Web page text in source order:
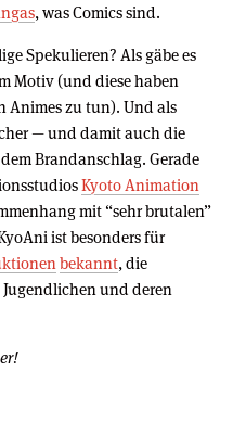
, was Comics sind.
Spekulieren? Als gäbe es
Motiv (und diese haben
Animes zu tun). Und als
— und damit auch die
Brandanschlag. Gerade
Kyoto Animation
mit “sehr brutalen”
ist besonders für
bekannt, die
und deren